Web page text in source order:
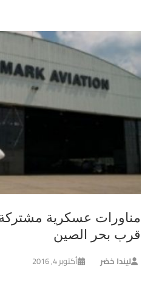
مناورات عسكرية مشتركة
قرب بحر الصين
ليندا خضر أكتوبر 4, 2016